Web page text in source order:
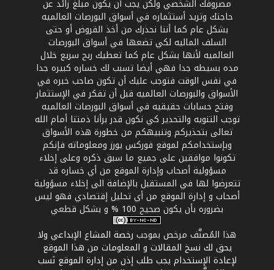
مصروفك الشخصي ولكن يجب أن يكون مبلغ زائد عن
حاجتك وتريد أستثماره في أسواق البورصات العالميه
بشكل عام كما أننا نحذرك من أخذ القروض أو حتى
السلف الماليه لكي تضعها في أسواق البورصات
العالميه لأنها بشكل عام كما تعطيك ربح سريع خلال
مده بسيطه جدا فهي أيضا تسبب لك خساره كبيره جدا
في نفس الوقت فتوجب عليك أن تكون صاحب خبره في
الأسواق والبورصات العالميه قبل أن تفكر في الإستثمار
وفتح حسابات حقيقيه في أسواق البورصات العالميه
توجب التنويه والتحذير كي نكون قدر برأنا ذمتنا أمام الله
تعالى بتحذيركم وتنبيهكم من خطورة هذه الأسواق
وبإستخدامكم لموقع فوركس يورز ومعلوماته فإنكم
تكونوا موافقين على جميع ما سبق ذكره وعلى إخلاء
مسؤولية أصحاب وإدارة الموقع من أي خساره قد
تتعرضوا لها في المستقبل بالإضافة الى إخلاء مسؤولية
أصحاب و إدارة الموقع من أي تحليل إقتصادي فهو ليس
بضروره بأن يكون صحيح 100 % و بشكل قطعي
هذا المُصنَّف مرخص بموجب رخصة المشاع الإبداعي ولا
يحق لك نسخ المقالات و المعلومات من هذا الموقع
لإعادة الإستخدام يجب طلب إذن من إدارة الموقع نَسب